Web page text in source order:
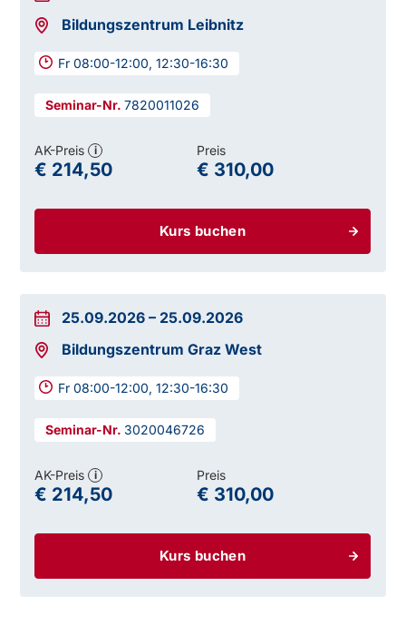
Bildungszentrum Leibnitz
Fr 08:00-12:00, 12:30-16:30
7820011026
Kurs buchen
AK-Preis i
€ 214,50
Preis
€ 310,00
25.09.2026 – 25.09.2026
Bildungszentrum Graz West
Fr 08:00-12:00, 12:30-16:30
3020046726
Kurs buchen
AK-Preis i
€ 214,50
Preis
€ 310,00